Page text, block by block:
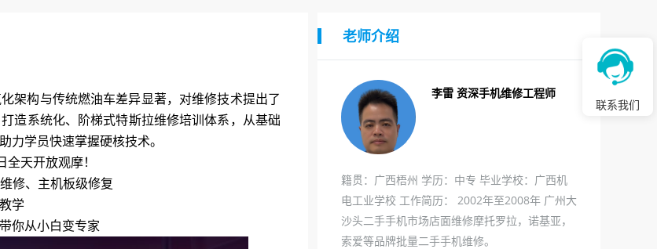
架构与传统燃油车差异显著，对维修技术提出了
造系统化、阶梯式特斯拉维修培训体系，从基础
力学员快速掌握硬核技术。
天开放观摩！
修、主机板级修复
学
你从小白变专家
老师介绍
李雷 资深手机维修工程师
籍贯：广西梧州 学历：中专 毕业学校：广西机
电工业学校 工作简历： 2002年至2008年 广州大
沙头二手手机市场店面维修摩托罗拉，诺基亚，
索爱等品牌批量二手手机维修。
联系我们